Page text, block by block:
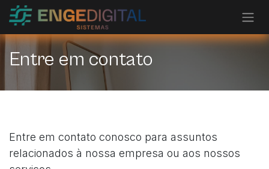
Pular para o conteúdo
Entre em contato
Entre em contato conosco para assuntos
relacionados à nossa empresa ou aos nossos